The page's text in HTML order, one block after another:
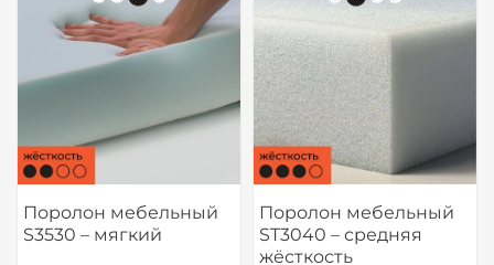
Поролон мебельный
S3530 – мягкий
Поролон мебельный
ST3040 – средняя
жёсткость